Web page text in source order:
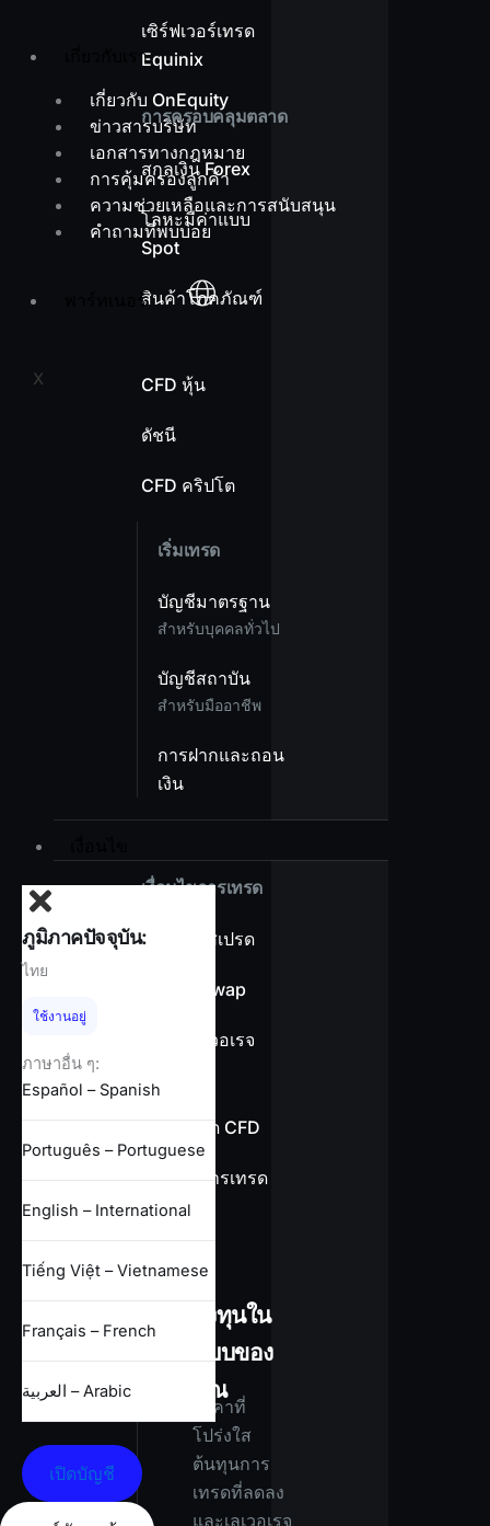
เกี่ยวกับเรา
เกี่ยวกับ OnEquity
ข่าวสารบริษัท
เอกสารทางกฎหมาย
การคุ้มครองลูกค้า
ความช่วยเหลือและการสนับสนุน
คำถามที่พบบ่อย
พาร์ทเนอร์
X
เซิร์ฟเวอร์เทรด
Equinix
การครอบคลุมตลาด
สกุลเงิน Forex
โลหะมีค่าแบบ
Spot
สินค้าโภคภัณฑ์
CFD หุ้น
ดัชนี
CFD คริปโต
เริ่มเทรด
บัญชีมาตรฐาน
สำหรับบุคคลทั่วไป
บัญชีสถาบัน
สำหรับมืออาชีพ
การฝากและถอน
เงิน
เงื่อนไขการเทรด
ภาพรวมสเปรด
ไม่มีค่า Swap
ข้อมูลเลเวอเรจ
ข้อกำหนด CFD
เงื่อนไขการเทรด
ทั้งหมด
ลงทุนใน
แบบของ
คุณ
ราคาที่
โปร่งใส
ต้นทุนการ
เทรดที่ลดลง
และเลเวอเรจ
ภูมิภาคปัจจุบัน:
ไทย
ใช้งานอยู่
ภาษาอื่น ๆ:
Español – Spanish
Português – Portuguese
English – International
Tiếng Việt – Vietnamese
Français – French
العربية – Arabic
เปิดบัญชี